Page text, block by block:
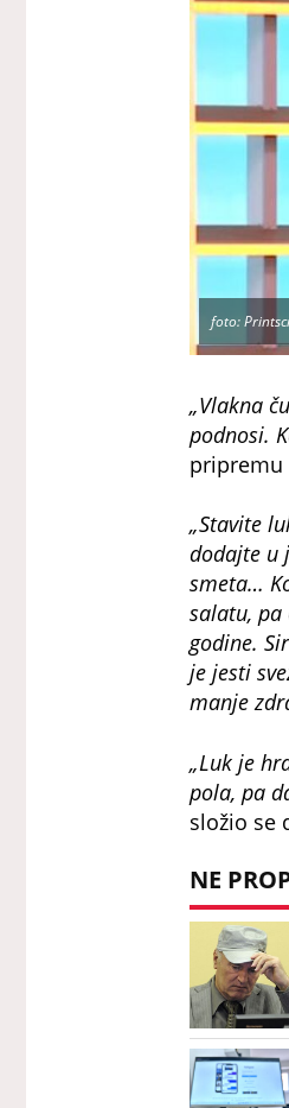
foto:
„Vlakna
podnosi.
pripremu
„Stavite
dodajte u
smeta…
salatu,
godine.
je jesti
manje
„Luk je
pola, pa
složio se
NE